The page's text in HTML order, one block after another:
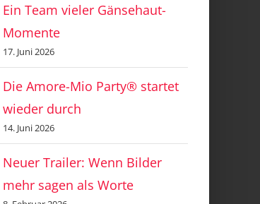
Ein Team vieler Gänsehaut-
Momente
17. Juni 2026
Die Amore-Mio Party® startet
wieder durch
14. Juni 2026
Neuer Trailer: Wenn Bilder
mehr sagen als Worte